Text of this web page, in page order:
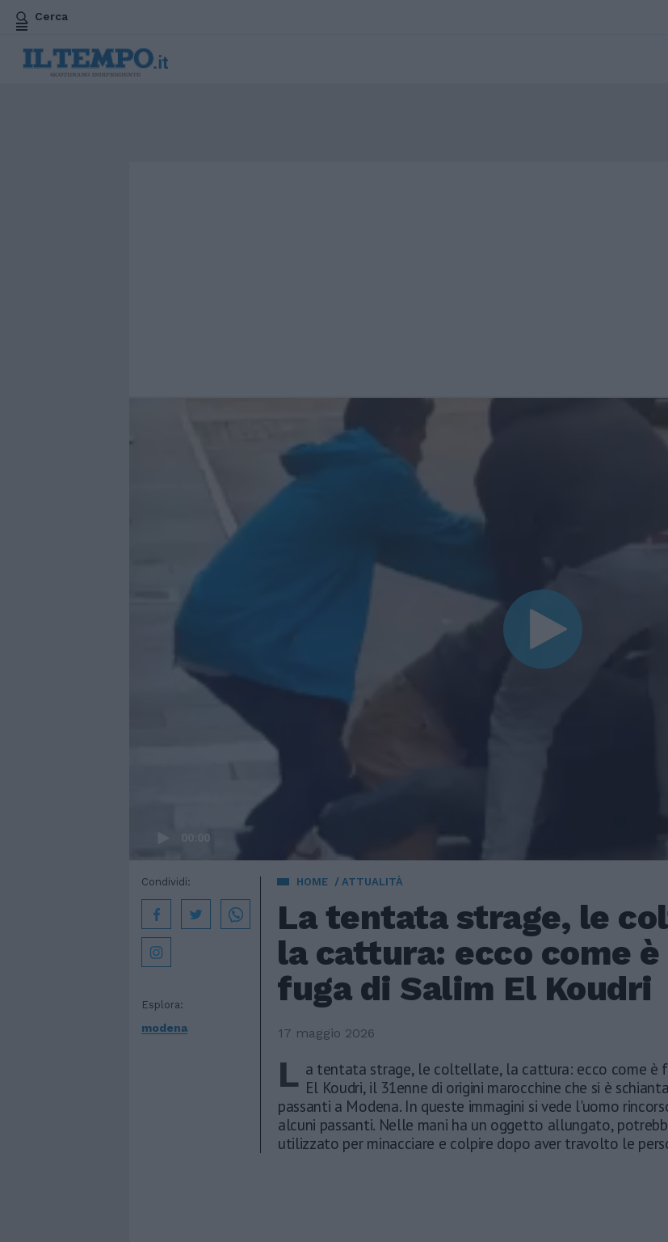
Cerca
00:00
HOME ATTUALITÀ
La tentata strage, le
la cattura: ecco come
fuga di Salim El Koudri
17 maggio 2026
Esplora:
modena
Condividi:
L a tentata strage, le coltellate, la cattura: ecco come è
El Koudri, il 31enne di origini marocchine che si è
passanti a Modena. In queste immagini si vede l'uomo
alcuni passanti. Nelle mani ha un oggetto allungato,
utilizzato per minacciare e colpire dopo aver travolto le